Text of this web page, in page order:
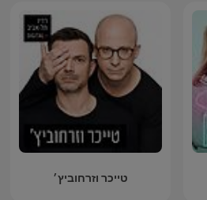
טייכר וזרחוביץ׳